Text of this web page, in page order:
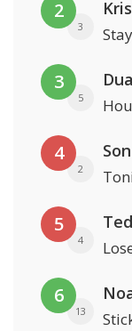
2
3
3
5
4
2
5
4
6
13